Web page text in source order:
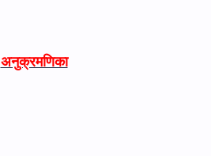
अनुक्रमणिका